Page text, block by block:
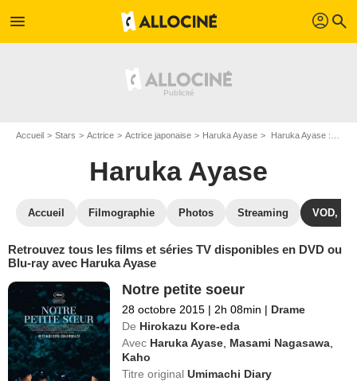
menu profil search
Accueil Stars Actrice Actrice japonaise Haruka Ayase Haruka Ayase : ses Blu-Ray, DVD, VOD, SVOD
Haruka Ayase
Accueil Filmographie Photos Streaming VOD,
Retrouvez tous les films et séries TV disponibles en DVD ou
Blu-ray avec Haruka Ayase
Notre petite soeur
28 octobre 2015 | 2h 08min | Drame
De Hirokazu Kore-eda
Avec Haruka Ayase Masami Nagasawa
Kaho
Titre originalUmimachi Diary